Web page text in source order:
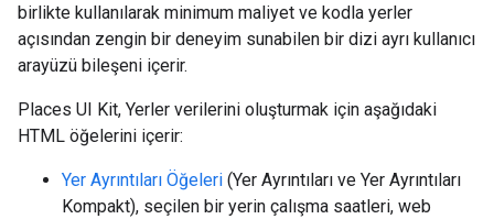
birlikte kullanılarak minimum maliyet ve kodla yerler
açısından zengin bir deneyim sunabilen bir dizi ayrı kullanıcı
arayüzü bileşeni içerir.
Places UI Kit, Yerler verilerini oluşturmak için aşağıdaki
HTML öğelerini içerir:
Yer Ayrıntıları Öğeleri (Yer Ayrıntıları ve Yer Ayrıntıları
Kompakt), seçilen bir yerin çalışma saatleri, web